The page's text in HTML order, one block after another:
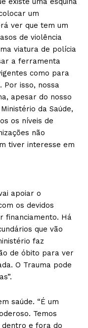
um
ver que tem um
de violência
viatura de polícia
a ferramenta
como para
Por isso, nossa
apesar do nosso
da Saúde,
os níveis de
não
tiver interesse em
apoiar o
os devidos
financiamento. Há
que vão
faz
de óbito para ver
O Trauma pode
saúde. “É um
Temos
dentro e fora do